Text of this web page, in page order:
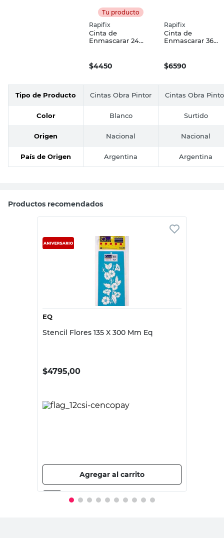
Tu producto
Rapifix
Cinta de
Enmascarar 24
$4450
Rapifix
Cinta de
Enmascarar 36
$6590
Tipo de Producto Cintas Obra Pintor Cintas Obra
Color Blanco Surtido
Origen Nacional Nacional
País de Origen Argentina Argentina
Productos recomendados
EQ
Stencil Flores 135 X 300 Mm Eq
$4795,00
Agregar al carrito